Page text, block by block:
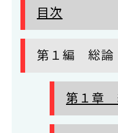
目次
第１編 総論
第１章